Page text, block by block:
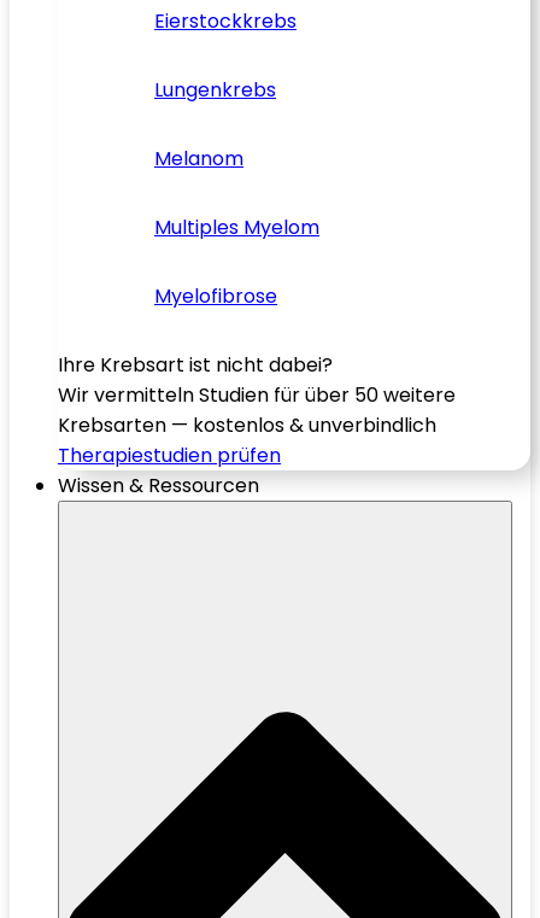
Eierstockkrebs
Lungenkrebs
Melanom
Multiples Myelom
Myelofibrose
Ihre Krebsart ist nicht dabei?
Wir vermitteln Studien für über 50 weitere
Krebsarten — kostenlos & unverbindlich
Therapiestudien prüfen
Wissen & Ressourcen